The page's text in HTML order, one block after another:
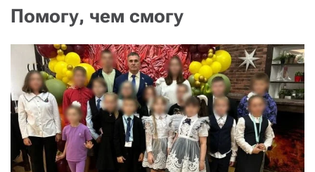
Помогу, чем смогу